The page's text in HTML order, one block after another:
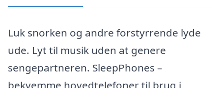
Luk snorken og andre forstyrrende lyde
ude. Lyt til musik uden at genere
sengepartneren. SleepPhones –
bekvemme hovedtelefoner til brug i